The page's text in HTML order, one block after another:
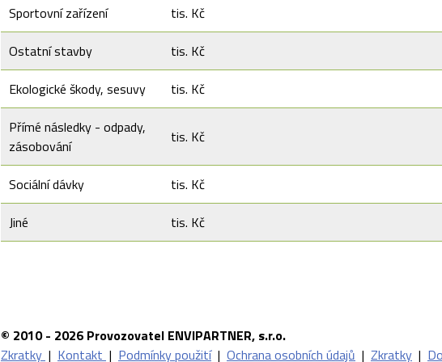
Sportovní zařízení
tis. Kč
Ostatní stavby
tis. Kč
Ekologické škody, sesuvy
tis. Kč
Přímé následky - odpady,
zásobování
tis. Kč
Sociální dávky
tis. Kč
Jiné
tis. Kč
© 2010 - 2026 Provozovatel ENVIPARTNER, s.r.o.
Zkratky | Kontakt | Podmínky použití | Ochrana osobních údajů | Zkratky |